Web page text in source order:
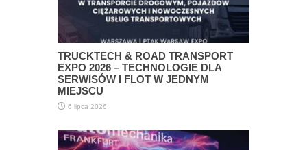
TRUCKTECH & ROAD TRANSPORT
EXPO 2026 – TECHNOLOGIE DLA
SERWISÓW I FLOT W JEDNYM
MIEJSCU
6 lipca 2026